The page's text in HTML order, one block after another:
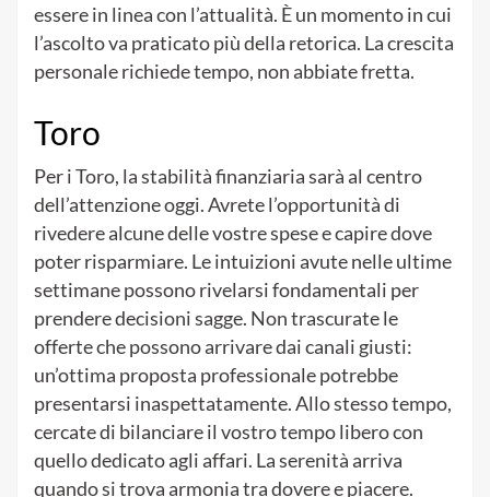
essere in linea con l’attualità. È un momento in cui
l’ascolto va praticato più della retorica. La crescita
personale richiede tempo, non abbiate fretta.
Toro
Per i Toro, la stabilità finanziaria sarà al centro
dell’attenzione oggi. Avrete l’opportunità di
rivedere alcune delle vostre spese e capire dove
poter risparmiare. Le intuizioni avute nelle ultime
settimane possono rivelarsi fondamentali per
prendere decisioni sagge. Non trascurate le
offerte che possono arrivare dai canali giusti:
un’ottima proposta professionale potrebbe
presentarsi inaspettatamente. Allo stesso tempo,
cercate di bilanciare il vostro tempo libero con
quello dedicato agli affari. La serenità arriva
quando si trova armonia tra dovere e piacere.